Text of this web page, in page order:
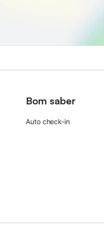
Bom saber
Auto check-in